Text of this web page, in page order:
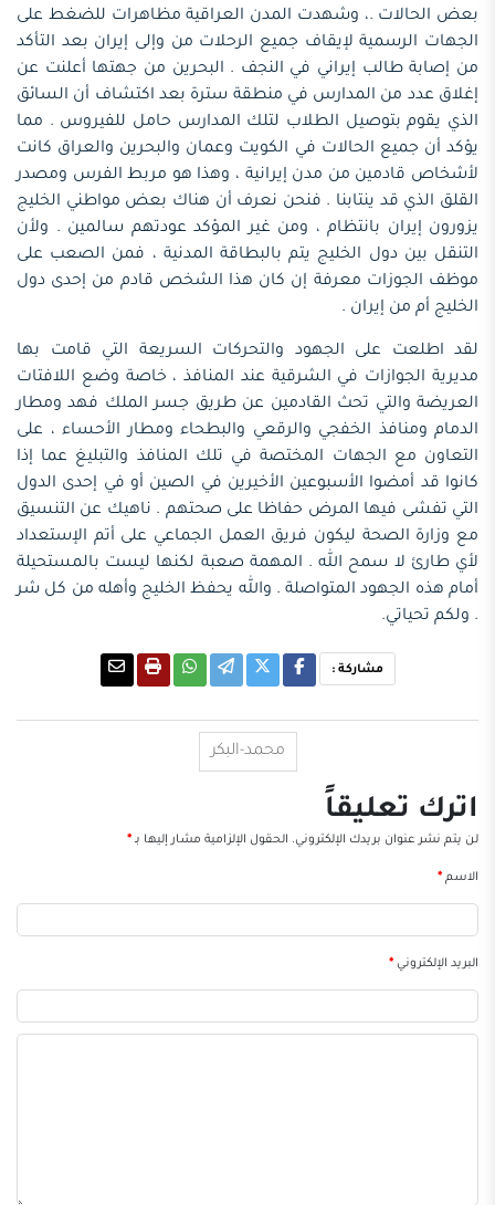
بعض الحالات .، وشهدت المدن العراقية مظاهرات للضغط على
الجهات الرسمية لإيقاف جميع الرحلات من وإلى إيران بعد التأكد
من إصابة طالب إيراني في النجف . البحرين من جهتها أعلنت عن
إغلاق عدد من المدارس في منطقة سترة بعد اكتشاف أن السائق
الذي يقوم بتوصيل الطلاب لتلك المدارس حامل للفيروس . مما
يؤكد أن جميع الحالات في الكويت وعمان والبحرين والعراق كانت
لأشخاص قادمين من مدن إيرانية ، وهذا هو مربط الفرس ومصدر
القلق الذي قد ينتابنا . فنحن نعرف أن هناك بعض مواطني الخليج
يزورون إيران بانتظام ، ومن غير المؤكد عودتهم سالمين . ولأن
التنقل بين دول الخليج يتم بالبطاقة المدنية ، فمن الصعب على
موظف الجوزات معرفة إن كان هذا الشخص قادم من إحدى دول
الخليج أم من إيران .
لقد اطلعت على الجهود والتحركات السريعة التي قامت بها
مديرية الجوازات في الشرقية عند المنافذ ، خاصة وضع اللافتات
العريضة والتي تحث القادمين عن طريق جسر الملك فهد ومطار
الدمام ومنافذ الخفجي والرقعي والبطحاء ومطار الأحساء ، على
التعاون مع الجهات المختصة في تلك المنافذ والتبليغ عما إذا
كانوا قد أمضوا الأسبوعين الأخيرين في الصين أو في إحدى الدول
التي تفشى فيها المرض حفاظا على صحتهم . ناهيك عن التنسيق
مع وزارة الصحة ليكون فريق العمل الجماعي على أتم الإستعداد
لأي طارئ لا سمح الله . المهمة صعبة لكنها ليست بالمستحيلة
أمام هذه الجهود المتواصلة . والله يحفظ الخليج وأهله من كل شر
. ولكم تحياتي.
مشاركة :
محمد-البكر
اترك تعليقاً
لن يتم نشر عنوان بريدك الإلكتروني. الحقول الإلزامية مشار إليها بـ*
الاسم*
البريد الإلكتروني*